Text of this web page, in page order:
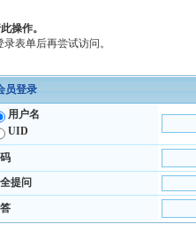
操作。
表单后再尝试访问。
员登录
用户名
UID
提问